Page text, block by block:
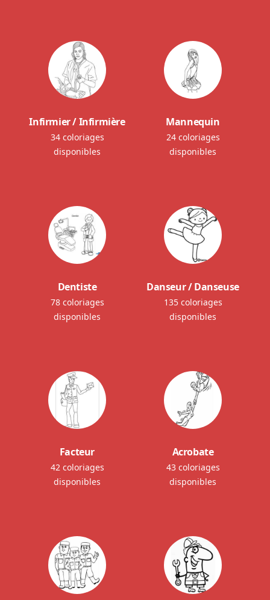
Infirmier / Infirmière
34 coloriages
disponibles
Mannequin
24 coloriages
disponibles
Dentiste
78 coloriages
disponibles
Danseur / Danseuse
135 coloriages
disponibles
Facteur
42 coloriages
disponibles
Acrobate
43 coloriages
disponibles